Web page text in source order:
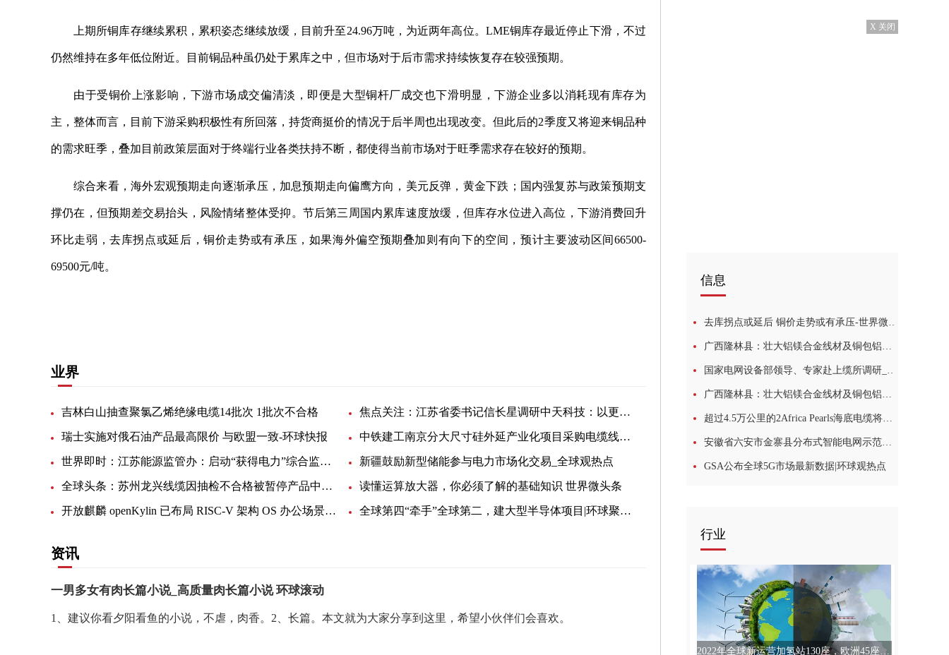
上期所铜库存继续累积，累积姿态继续放缓，目前升至24.96万吨，为近两年高位。LME铜库存最近停止下滑，不过
仍然维持在多年低位附近。目前铜品种虽仍处于累库之中，但市场对于后市需求持续恢复存在较强预期。
由于受铜价上涨影响，下游市场成交偏清淡，即便是大型铜杆厂成交也下滑明显，下游企业多以消耗现有库存为
主，整体而言，目前下游采购积极性有所回落，持货商挺价的情况于后半周也出现改变。但此后的2季度又将迎来铜品种
的需求旺季，叠加目前政策层面对于终端行业各类扶持不断，都使得当前市场对于旺季需求存在较好的预期。
综合来看，海外宏观预期走向逐渐承压，加息预期走向偏鹰方向，美元反弹，黄金下跌；国内强复苏与政策预期支
撑仍在，但预期差交易抬头，风险情绪整体受抑。节后第三周国内累库速度放缓，但库存水位进入高位，下游消费回升
环比走弱，去库拐点或延后，铜价走势或有承压，如果海外偏空预期叠加则有向下的空间，预计主要波动区间66500-
69500元/吨。
业界
吉林白山抽查聚氯乙烯绝缘电缆14批次 1批次不合格 焦点关注：江苏省委书记信长星调研中天科技：以更多拳头产品抢占竞争制高点
瑞士实施对俄石油产品最高限价 与欧盟一致-环球快报 中铁建工南京分大尺寸硅外延产业化项目采购电缆线一批
世界即时：江苏能源监管办：启动“获得电力”综合监管问题整改复查工作 新疆鼓励新型储能参与电力市场化交易_全球观热点
全球头条：苏州龙兴线缆因抽检不合格被暂停产品中标资格6个月 读懂运算放大器，你必须了解的基础知识 世界微头条
开放麒麟 openKylin 已布局 RISC-V 架构 OS 办公场景生态：迁移适配开源应用_全球观焦点 全球第四“牵手”全球第二，建大型半导体项目|环球聚看点
资讯
一男多女有肉长篇小说_高质量肉长篇小说 环球滚动
1、建议你看夕阳看鱼的小说，不虐，肉香。2、长篇。本文就为大家分享到这里，希望小伙伴们会喜欢。
X 关闭
信息
去库拐点或延后 铜价走势或有承压-世界微动态
广西隆林县：壮大铝镁合金线材及铜包铝线材产业，工业提质“铝”创新绩 环球观点
国家电网设备部领导、专家赴上缆所调研_热点在线
广西隆林县：壮大铝镁合金线材及铜包铝线材产业，工业提质“铝”创新绩 天天报道
超过4.5万公里的2Africa Pearls海底电缆将在巴林登陆，成为世界最长 全球热消息
安徽省六安市金寨县分布式智能电网示范区建设正式启动 每日焦点
GSA公布全球5G市场最新数据|环球观热点
行业
2022年全球新运营加氢站130座，欧洲45座_世界速看料